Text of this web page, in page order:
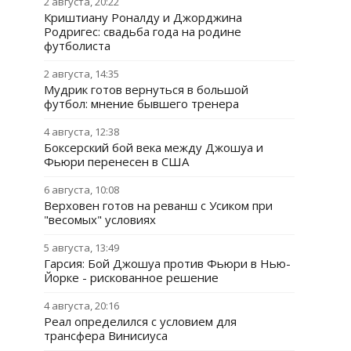
Криштиану Роналду и Джорджина
Родригес: свадьба года на родине
футболиста
2 августа, 14:35
Мудрик готов вернуться в большой
футбол: мнение бывшего тренера
4 августа, 12:38
Боксерский бой века между Джошуа и
Фьюри перенесен в США
6 августа, 10:08
Верховен готов на реванш с Усиком при
"весомых" условиях
5 августа, 13:49
Гарсия: Бой Джошуа против Фьюри в Нью-
Йорке - рискованное решение
4 августа, 20:16
Реал определился с условием для
трансфера Винисиуса